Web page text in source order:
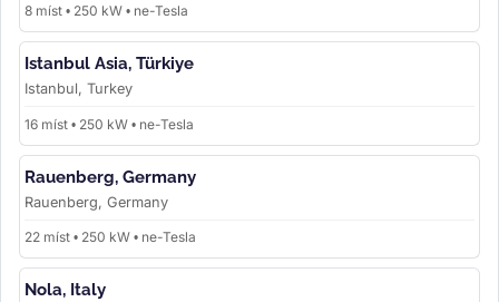
8 míst • 250 kW • ne-Tesla
Istanbul Asia, Türkiye
Istanbul, Turkey
16 míst • 250 kW • ne-Tesla
Rauenberg, Germany
Rauenberg, Germany
22 míst • 250 kW • ne-Tesla
Nola, Italy